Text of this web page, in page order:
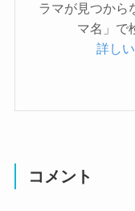
ラマが見つか
マ名」で
詳し
コメント